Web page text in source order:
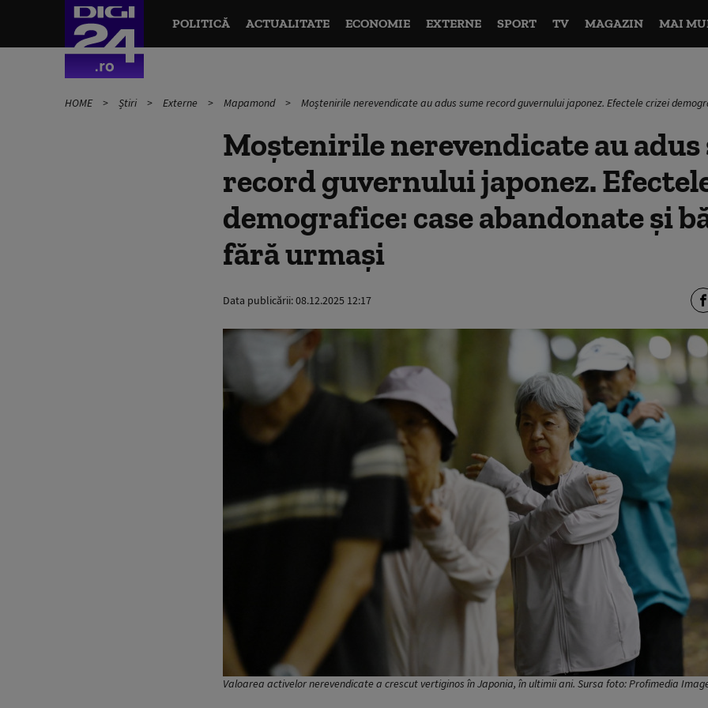
POLITICĂ ACTUALITATE ECONOMIE EXTERNE SPORT TV MAGAZIN MAI
HOME Știri Externe Mapamond Moștenirile nerevendicate au adus sume record guvernului japonez. Efectele crizei
Moștenirile nerevendicate au adus
record guvernului japonez.
demografice: case abandonate și
fără urmași
Data publicării:08.12.2025 12:17
Valoarea activelor nerevendicate a crescut vertiginos în Japonia, în ultimii ani. Sursa foto: Profimedia